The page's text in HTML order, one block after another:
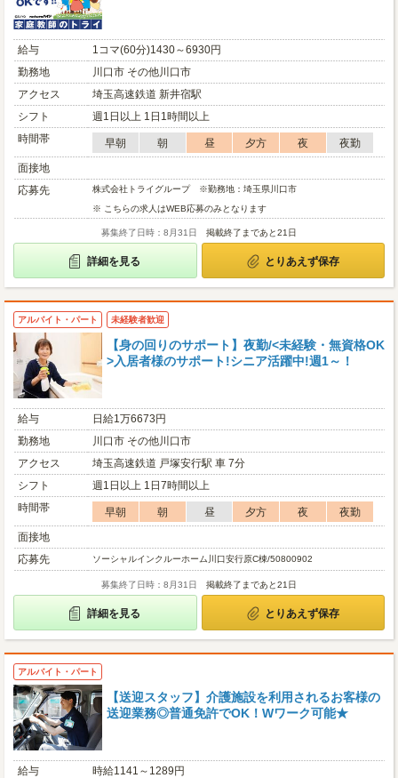
給与
1コマ(60分)1430～6930円
勤務地
川口市 その他川口市
アクセス
埼玉高速鉄道 新井宿駅
シフト
週1日以上 1日1時間以上
時間帯
早朝 朝 昼 夕方 夜
夜勤
面接地
応募先
株式会社トライグループ ※勤務地：埼玉県川口市
※ こちらの求人はWEB応募のみとなります
募集終了日時：8月31日 掲載終了まであと21日
詳細を見る とりあえず保存
アルバイト・パート 未経験者歓迎
【身の回りのサポート】夜勤/<未経験・無資格OK
>入居者様のサポート!シニア活躍中!週1～！
給与
日給1万6673円
勤務地
川口市 その他川口市
アクセス
埼玉高速鉄道 戸塚安行駅 車 7分
シフト
週1日以上 1日7時間以上
時間帯
早朝 朝 昼 夕方 夜
夜勤
面接地
応募先
ソーシャルインクルーホーム川口安行原C棟/50800902
募集終了日時：8月31日 掲載終了まであと21日
詳細を見る とりあえず保存
アルバイト・パート
【送迎スタッフ】介護施設を利用されるお客様の
送迎業務◎普通免許でOK！Wワーク可能★
給与
時給1141～1289円